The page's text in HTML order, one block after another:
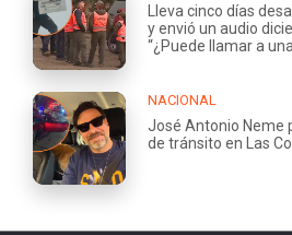
Lleva cinco días
y envió un audio
“¿Puede llamar a
NACIONAL
José Antonio Neme
de tránsito en Las